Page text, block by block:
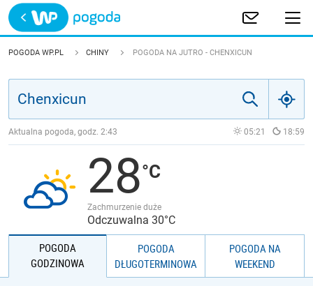
Trwa ładowanie
POLSKA
JAKOŚĆ POWIETRZA
POGODA WP.PL CHINY POGODA NA JUTRO - CHENXICUN
Aktualna pogoda, godz. 2:43 05:21 18:59
28
Zachmurzenie duże
Odczuwalna 30°C
POGODA
GODZINOWA
POGODA
DŁUGOTERMINOWA
POGODA NA
WEEKEND